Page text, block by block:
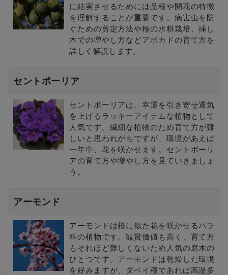
に結実させるためには品種や開花の特徴
を理解することが重要です。病害虫を防
ぐための剪定方法や種の水耕栽培、挿し
木での増やし方などアボカドの育て方を
詳しく解説します。
セントポーリア
セントポーリアは、幸運を引き寄せ運気
を上げるラッキーアイテムな植物として
人気です。繊細な植物のため育て方が難
しいと思われがちですが、環境があえば
一年中、花を咲かせます。セントポーリ
アの育て方や増やし方を見ていきましょ
う。
アーモンド
アーモンドは桜に似た花を咲かせるバラ
科の植物です。観賞価値も高く、育て方
もそれほど難しくないため人気の庭木の
ひとつです。アーモンドは乾燥した環境
を好みますが、ダベイ種であれば高温多